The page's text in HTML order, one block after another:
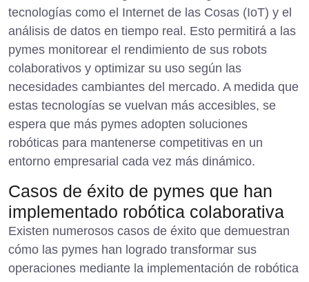
tecnologías como el Internet de las Cosas (IoT) y el
análisis de datos en tiempo real. Esto permitirá a las
pymes monitorear el rendimiento de sus robots
colaborativos y optimizar su uso según las
necesidades cambiantes del mercado. A medida que
estas tecnologías se vuelvan más accesibles, se
espera que más pymes adopten soluciones
robóticas para mantenerse competitivas en un
entorno empresarial cada vez más dinámico.
Casos de éxito de pymes que han
implementado robótica colaborativa
Existen numerosos casos de éxito que demuestran
cómo las pymes han logrado transformar sus
operaciones mediante la implementación de robótica